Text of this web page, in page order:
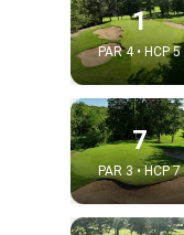
1
PAR 4 • HCP 5
7
PAR 3 • HCP 7